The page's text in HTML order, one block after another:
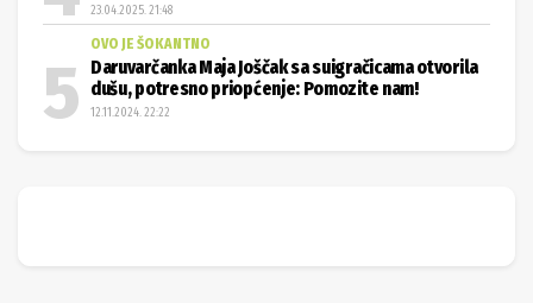
23.04.2025. 21:48
OVO JE ŠOKANTNO
Daruvarčanka Maja Joščak sa suigračicama otvorila
dušu, potresno priopćenje: Pomozite nam!
12.11.2024. 22:22